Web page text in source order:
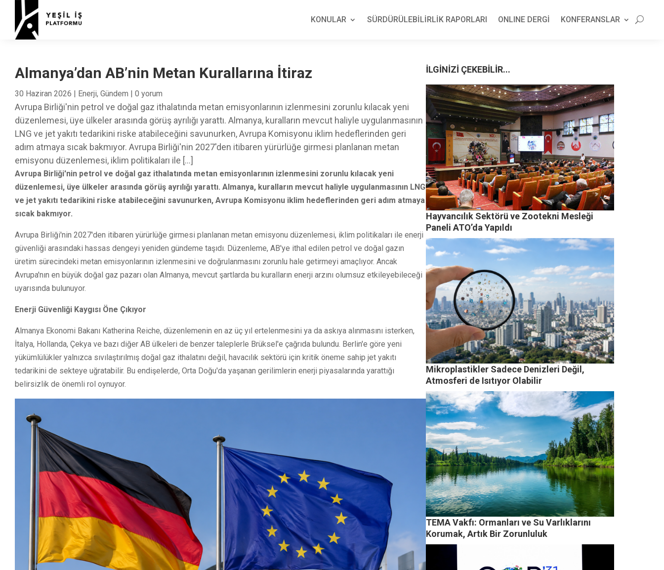
KONULAR SÜRDÜRÜLEBİLİRLİK RAPORLARI ONLINE DERGİ KONFERANSLAR
Almanya’dan AB’nin Metan Kurallarına İtiraz
30 Haziran 2026 | Enerji, Gündem | 0 yorum
Avrupa Birliği'nin petrol ve doğal gaz ithalatında metan emisyonlarının izlenmesini zorunlu kılacak yeni
düzenlemesi, üye ülkeler arasında görüş ayrılığı yarattı. Almanya, kuralların mevcut haliyle uygulanmasının
LNG ve jet yakıtı tedarikini riske atabileceğini savunurken, Avrupa Komisyonu iklim hedeflerinden geri
adım atmaya sıcak bakmıyor. Avrupa Birliği'nin 2027'den itibaren yürürlüğe girmesi planlanan metan
emisyonu düzenlemesi, iklim politikaları ile […]
Avrupa Birliği'nin petrol ve doğal gaz ithalatında metan emisyonlarının izlenmesini zorunlu kılacak yeni
düzenlemesi, üye ülkeler arasında görüş ayrılığı yarattı. Almanya, kuralların mevcut haliyle uygulanmasının LNG
ve jet yakıtı tedarikini riske atabileceğini savunurken, Avrupa Komisyonu iklim hedeflerinden geri adım atmaya
sıcak bakmıyor.
Avrupa Birliği'nin 2027'den itibaren yürürlüğe girmesi planlanan metan emisyonu düzenlemesi, iklim politikaları ile enerji
güvenliği arasındaki hassas dengeyi yeniden gündeme taşıdı. Düzenleme, AB'ye ithal edilen petrol ve doğal gazın
üretim sürecindeki metan emisyonlarının izlenmesini ve doğrulanmasını zorunlu hale getirmeyi amaçlıyor. Ancak
Avrupa'nın en büyük doğal gaz pazarı olan Almanya, mevcut şartlarda bu kuralların enerji arzını olumsuz etkileyebileceği
uyarısında bulunuyor.
Enerji Güvenliği Kaygısı Öne Çıkıyor
Almanya Ekonomi Bakanı Katherina Reiche, düzenlemenin en az üç yıl ertelenmesini ya da askıya alınmasını isterken,
İtalya, Hollanda, Çekya ve bazı diğer AB ülkeleri de benzer taleplerle Brüksel'e çağrıda bulundu. Berlin'e göre yeni
yükümlülükler yalnızca sıvılaştırılmış doğal gaz ithalatını değil, havacılık sektörü için kritik öneme sahip jet yakıtı
tedarikini de sekteye uğratabilir. Bu endişelerde, Orta Doğu'da yaşanan gerilimlerin enerji piyasalarında yarattığı
belirsizlik de önemli rol oynuyor.
İLGİNİZİ ÇEKEBİLİR...
Hayvancılık Sektörü ve Zootekni Mesleği
Paneli ATO’da Yapıldı
Mikroplastikler Sadece Denizleri Değil,
Atmosferi de Isıtıyor Olabilir
TEMA Vakfı: Ormanları ve Su Varlıklarını
Korumak, Artık Bir Zorunluluk